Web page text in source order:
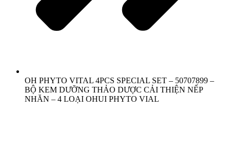
OH PHYTO VITAL 4PCS SPECIAL SET – 50707899 –
BỘ KEM DƯỠNG THẢO DƯỢC CẢI THIỆN NẾP
NHĂN – 4 LOẠI OHUI PHYTO VIAL